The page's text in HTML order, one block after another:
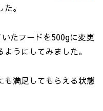
。
たフードを500gに変更
ようにしてみました。
も満足してもらえる状態